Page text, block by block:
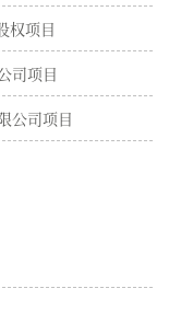
权项目
司项目
公司项目